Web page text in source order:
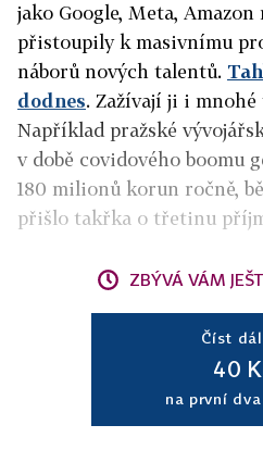
jako Google, Meta,
přistoupily k masivnímu
náborů nových talentů.
dodnes. Zažívají ji i mnohé
Například pražské
v době covidového boomu
180 milionů korun ročně,
přišlo takřka o třetinu
ZBÝVÁ VÁM
Číst
40
na první